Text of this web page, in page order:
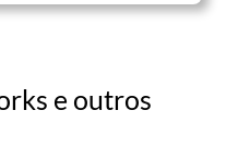
e outros